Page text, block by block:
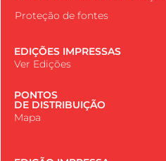
Proteção de fontes
EDIÇÕES IMPRESSAS
Ver Edições
PONTOS
DE DISTRIBUIÇÃO
Mapa